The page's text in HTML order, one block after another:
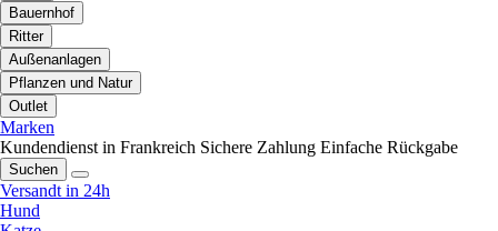
Bauernhof
Ritter
Außenanlagen
Pflanzen und Natur
Outlet
Marken
Kundendienst in Frankreich Sichere Zahlung Einfache Rückgabe
Suchen
Versandt in 24h
Hund